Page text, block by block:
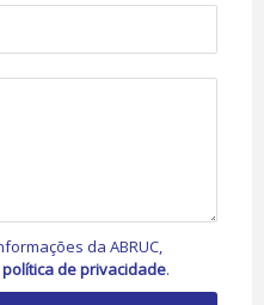
da ABRUC,
política de privacidade.